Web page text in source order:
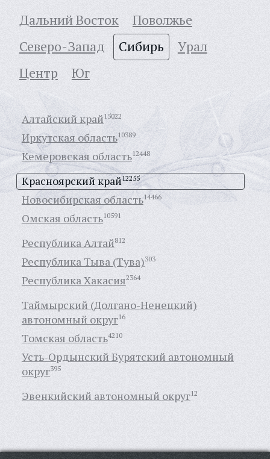
Дальний Восток
Поволжье
Северо-Запад
Сибирь
Урал
Центр
Юг
Алтайский край15022
Иркутская область10389
Кемеровская область12448
Красноярский край12255
Новосибирская область14466
Омская область10591
Республика Алтай812
Республика Тыва (Тува)303
Республика Хакасия2364
Таймырский (Долгано-Ненецкий)
автономный округ16
Томская область4210
Усть-Ордынский Бурятский автономный
округ395
Эвенкийский автономный округ12